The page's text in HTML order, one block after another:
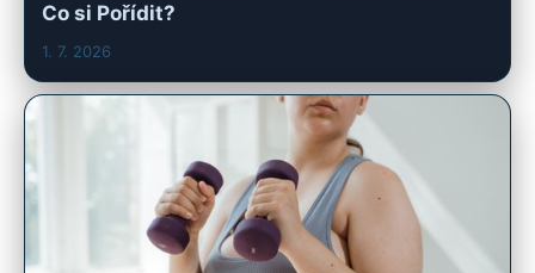
Co si Pořídit?
1. 7. 2026